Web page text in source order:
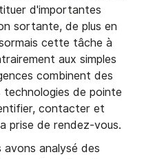
d'importantes
sortante, de plus en
cette tâche à
aux simples
combinent des
technologies de pointe
contacter et
prise de rendez-vous.
analysé des